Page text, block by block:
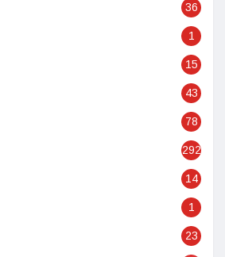
36
1
15
43
78
292
14
1
23